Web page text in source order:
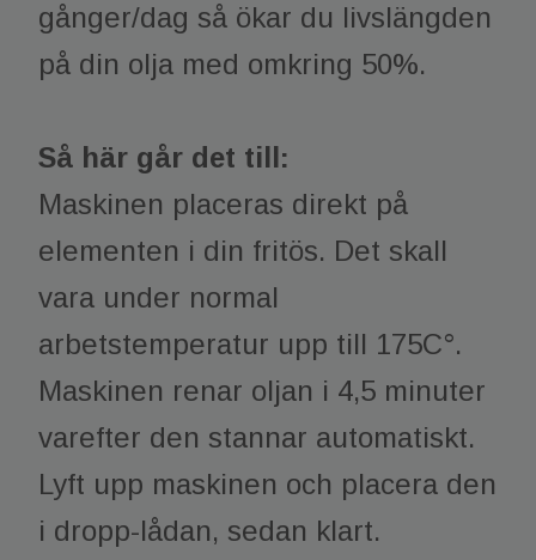
gånger/dag så ökar du livslängden
på din olja med omkring 50%.
Så här går det till:
Maskinen placeras direkt på
elementen i din fritös. Det skall
vara under normal
arbetstemperatur upp till 175C°.
Maskinen renar oljan i 4,5 minuter
varefter den stannar automatiskt.
Lyft upp maskinen och placera den
i dropp-lådan, sedan klart.